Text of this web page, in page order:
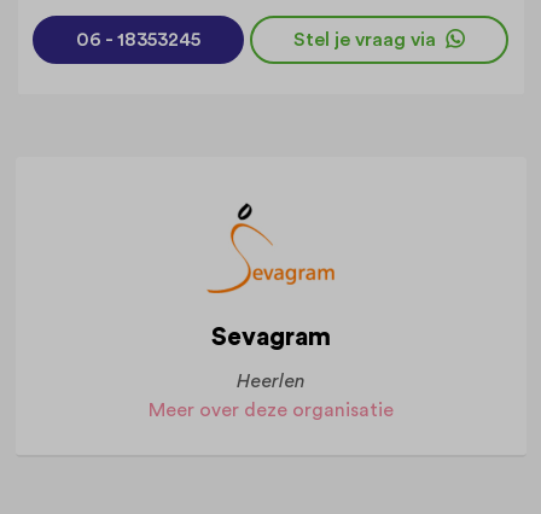
06 - 18353245 Stel je vraag via
Sevagram
Heerlen
Meer over deze organisatie